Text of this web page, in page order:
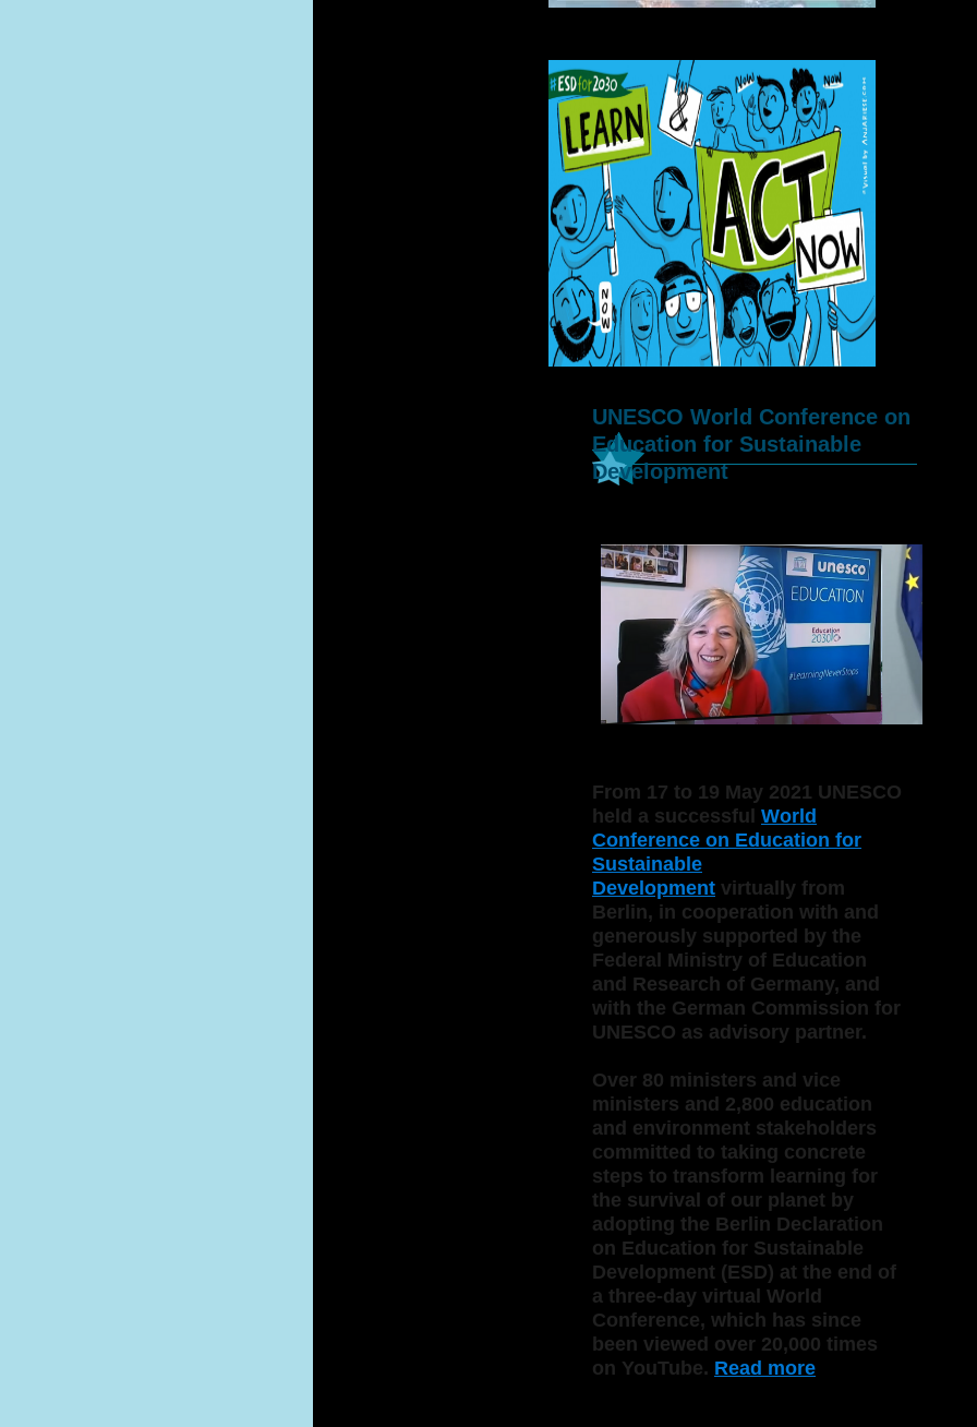
UNESCO World Conference on
Education for Sustainable
Development
From 17 to 19 May 2021 UNESCO
held a successful World
Conference on Education for
Sustainable
Development virtually from
Berlin, in cooperation with and
generously supported by the
Federal Ministry of Education
and Research of Germany, and
with the German Commission for
UNESCO as advisory partner.
Over 80 ministers and vice
ministers and 2,800 education
and environment stakeholders
committed to taking concrete
steps to transform learning for
the survival of our planet by
adopting the Berlin Declaration
on Education for Sustainable
Development (ESD) at the end of
a three-day virtual World
Conference, which has since
been viewed over 20,000 times
on YouTube. Read more